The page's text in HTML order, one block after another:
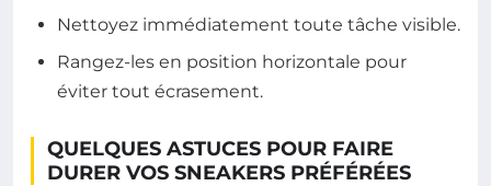
Nettoyez immédiatement toute tâche visible.
Rangez-les en position horizontale pour
éviter tout écrasement.
QUELQUES ASTUCES POUR FAIRE
DURER VOS SNEAKERS PRÉFÉRÉES